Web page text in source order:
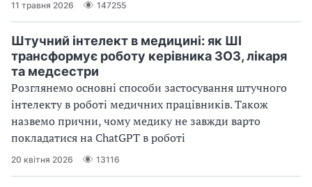
11 травня 2026 147255
Штучний інтелект в медицині: як ШІ
трансформує роботу керівника ЗОЗ, лікаря
та медсестри
Розглянемо основні способи застосування штучного
інтелекту в роботі медичних працівників. Також
назвемо прични, чому медику не завжди варто
покладатися на ChatGPT в роботі
20 квітня 2026 13116